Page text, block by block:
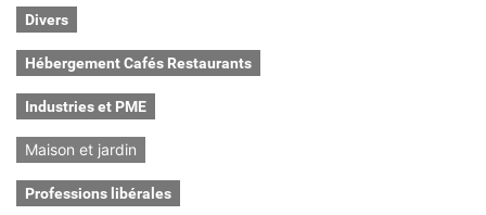
Divers
Hébergement Cafés Restaurants
Industries et PME
Maison et jardin
Professions libérales